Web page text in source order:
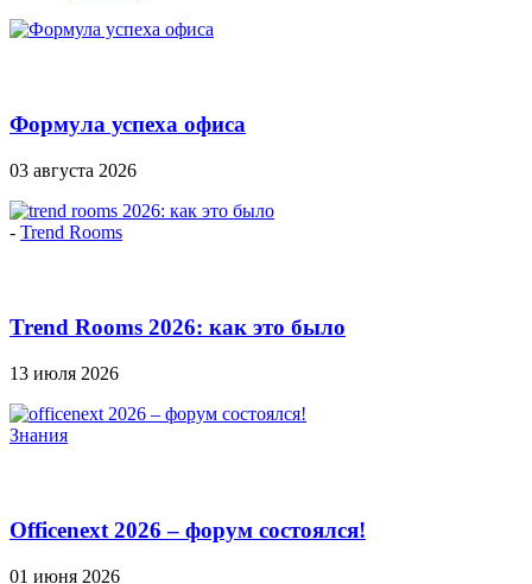
Формула успеха офиса
03 августа 2026
- Trend Rooms
Trend Rooms 2026: как это было
13 июля 2026
Знания
Officenext 2026 – форум состоялся!
01 июня 2026